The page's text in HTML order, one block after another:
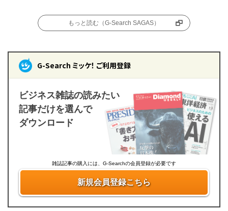
もっと読む（G-Search SAGAS）
G-Search ミッケ！ ご利用登録
ビジネス雑誌の読みたい
記事だけを選んで
ダウンロード
雑誌記事の購入には、G-Searchの会員登録が必要です
新規会員登録こちら